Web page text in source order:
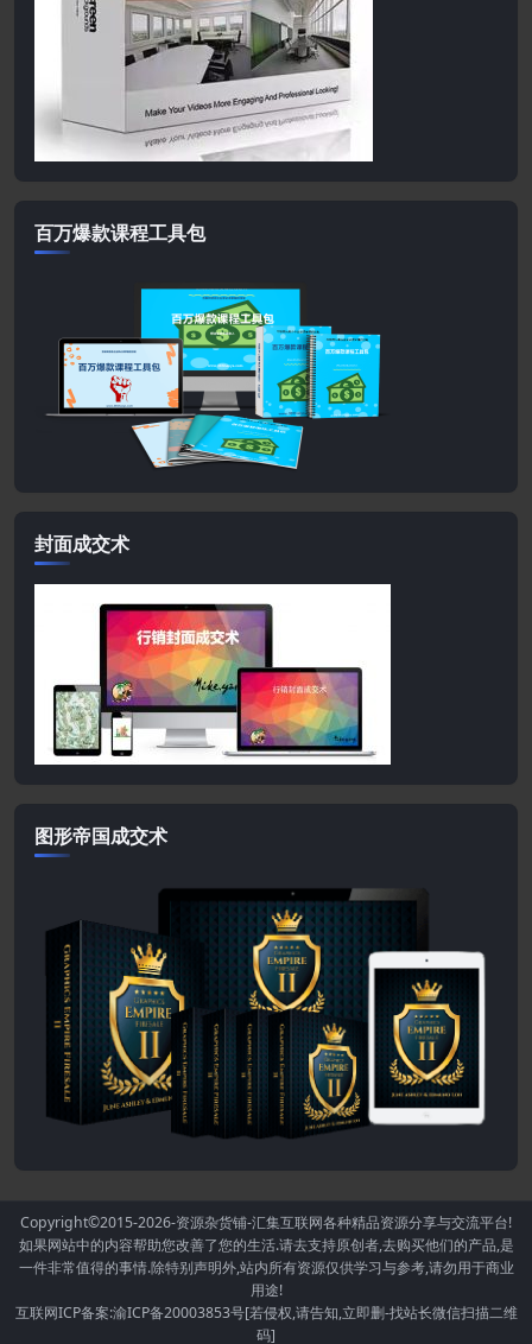
百万爆款课程工具包
封面成交术
图形帝国成交术
Copyright©2015-2026-资源杂货铺-汇集互联网各种精品资源分享与交流平台!
如果网站中的内容帮助您改善了您的生活.请去支持原创者,去购买他们的产品,是
一件非常值得的事情.除特别声明外,站内所有资源仅供学习与参考,请勿用于商业
用途!
互联网ICP备案:渝ICP备20003853号[若侵权,请告知,立即删-找站长微信扫描二维
码]